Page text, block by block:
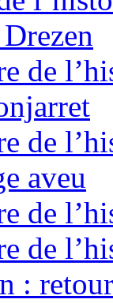
de
de
aveu
de
de
: